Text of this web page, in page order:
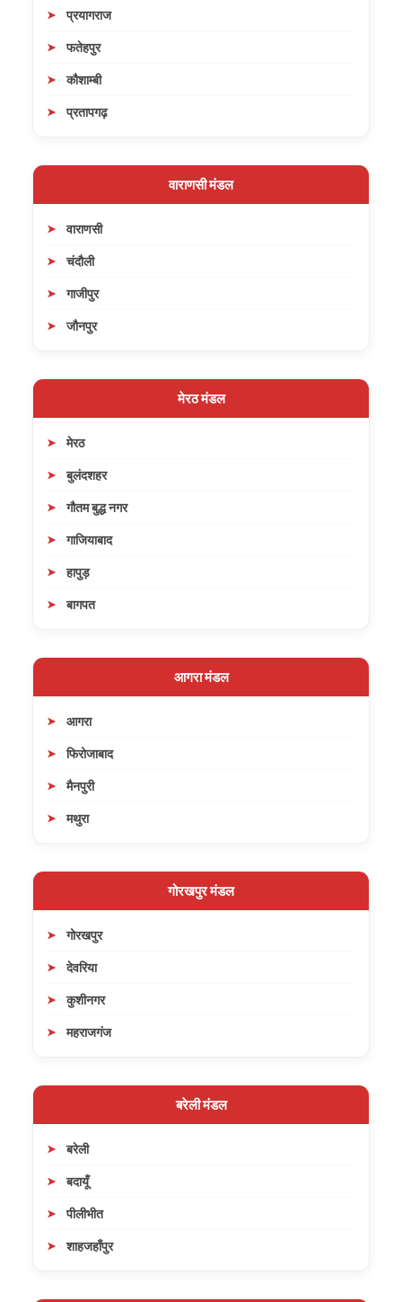
प्रयागराज
फतेहपुर
कौशाम्बी
प्रतापगढ़
वाराणसी मंडल
वाराणसी
चंदौली
गाजीपुर
जौनपुर
मेरठ मंडल
मेरठ
बुलंदशहर
गौतम बुद्ध नगर
गाजियाबाद
हापुड़
बागपत
आगरा मंडल
आगरा
फिरोजाबाद
मैनपुरी
मथुरा
गोरखपुर मंडल
गोरखपुर
देवरिया
कुशीनगर
महराजगंज
बरेली मंडल
बरेली
बदायूँ
पीलीभीत
शाहजहाँपुर